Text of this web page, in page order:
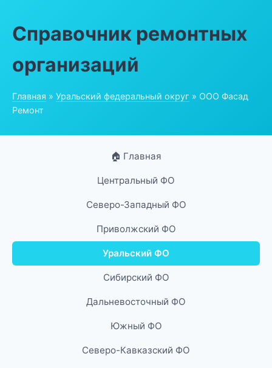
Справочник ремонтных
организаций
Главная » Уральский федеральный округ » ООО Фасад
Ремонт
🏠 Главная
Центральный ФО
Северо-Западный ФО
Приволжский ФО
Уральский ФО
Сибирский ФО
Дальневосточный ФО
Южный ФО
Северо-Кавказский ФО